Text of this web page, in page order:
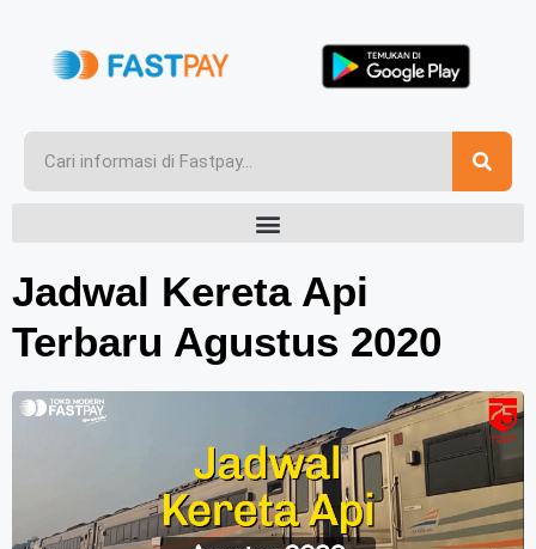
Jadwal Kereta Api
Terbaru Agustus 2020